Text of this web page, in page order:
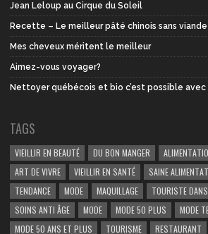
Jean Leloup au Cirque du Soleil
Recette – Le meilleur pâté chinois sans viande
Mes cheveux méritent le meilleur
Aimez-vous voyager?
Nettoyer québécois et bio c’est possible
TAGS
VIEILLIR EN BEAUTÉ DU BON MANGER
ART DE VIVRE
VIEILLIR EN SANTÉ SAINE
TENDANCE
MODE MAQUILLAGE
TOURISTE
SOINS ANTI ÂGE
MODE MODE 50 PLUS MODE
MODE 50 ANS ET PLUS
TOURISME RESTAURANT